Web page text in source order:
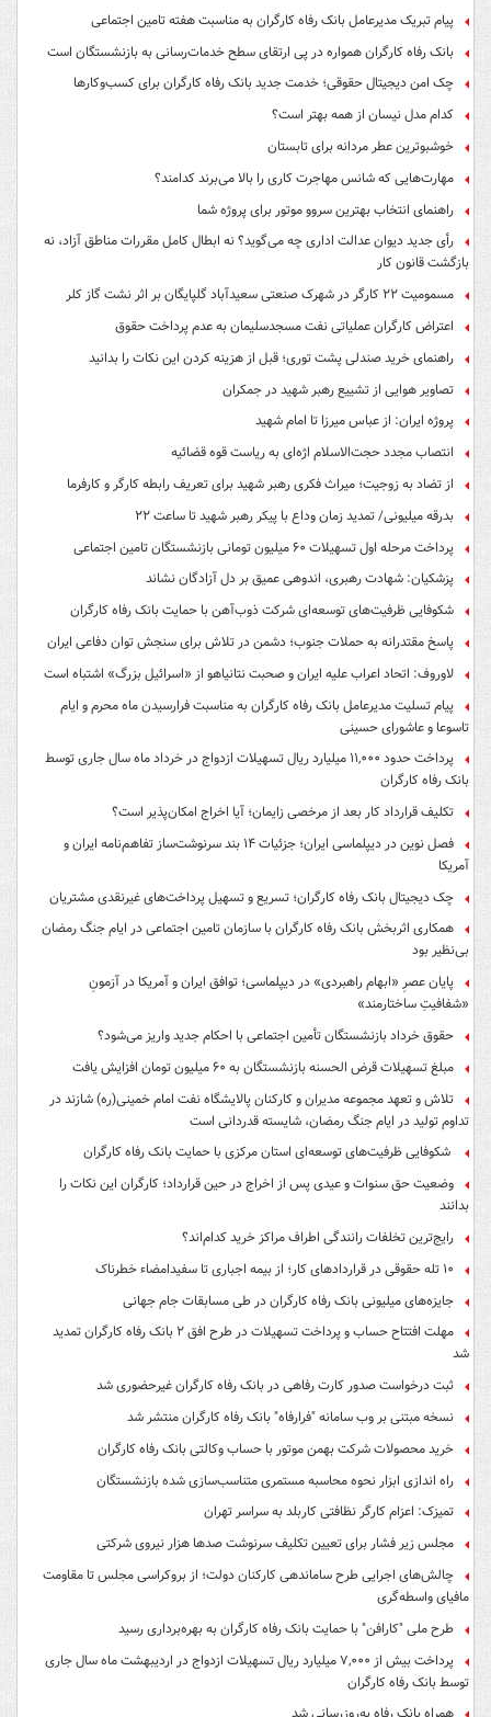
پیام تبریک مدیرعامل بانک رفاه کارگران به مناسبت هفته تامین اجتماعی
بانک رفاه کارگران همواره در پی ارتقای سطح خدمات‌رسانی به بازنشستگان است
چک امن دیجیتال حقوقی؛ خدمت جدید بانک رفاه کارگران برای کسب‌وکارها
کدام مدل نیسان از همه بهتر است؟
خوشبوترین عطر مردانه برای تابستان
مهارت‌هایی که شانس مهاجرت کاری را بالا می‌برند کدامند؟
راهنمای انتخاب بهترین سروو موتور برای پروژه شما
رأی جدید دیوان عدالت اداری چه می‌گوید؟ نه ابطال کامل مقررات مناطق آزاد، نه
بازگشت قانون کار
مسمومیت ۲۲ کارگر در شهرک صنعتی سعیدآباد گلپایگان بر اثر نشت گاز کلر
اعتراض کارگران عملیاتی نفت مسجدسلیمان به عدم پرداخت حقوق
راهنمای خرید صندلی پشت توری؛ قبل از هزینه کردن این نکات را بدانید
تصاویر هوایی از تشییع رهبر شهید در جمکران
پروژه ایران: از عباس میرزا تا امام شهید
انتصاب مجدد حجت‌الاسلام اژه‌ای به ریاست قوه‌ قضائیه
از تضاد به زوجیت؛ میراث فکری رهبر شهید برای تعریف رابطه کارگر و کارفرما
بدرقه میلیونی/ تمدید زمان وداع با پیکر رهبر شهید تا ساعت ۲۲
پرداخت مرحله اول تسهیلات ۶۰ میلیون تومانی بازنشستگان تامین اجتماعی
پزشکیان: شهادت رهبری، اندوهی عمیق بر دل آزادگان نشاند
شکوفایی ظرفیت‌های توسعه‌ای شرکت ذوب‌آهن با حمایت‌ بانک رفاه کارگران
پاسخ مقتدرانه به حملات جنوب؛ دشمن در تلاش برای سنجش توان دفاعی ایران
لاوروف: اتحاد اعراب علیه ایران و صحبت نتانیاهو از «اسرائیل بزرگ» اشتباه است
پیام تسلیت مدیرعامل بانک رفاه کارگران به مناسبت فرارسیدن ماه محرم و ایام
تاسوعا و عاشورای حسینی
پرداخت حدود ۱۱,۰۰۰ میلیارد ریال تسهیلات ازدواج در خرداد ماه سال جاری توسط
بانک رفاه کارگران
تکلیف قرارداد کار بعد از مرخصی زایمان؛ آیا اخراج امکان‌پذیر است؟
فصل نوین در دیپلماسی ایران؛ جزئیات ۱۴ بند سرنوشت‌ساز تفاهم‌نامه ایران و
آمریکا
چک دیجیتال بانک رفاه کارگران؛ تسریع و تسهیل پرداخت‌های غیرنقدی مشتریان
همکاری اثربخش بانک رفاه کارگران با سازمان تامین اجتماعی در ایام جنگ رمضان
بی‌نظیر بود
پایان عصرِ «ابهام راهبردی» در دیپلماسی؛ توافق ایران و آمریکا در آزمونِ
«شفافیتِ ساختارمند»
حقوق خرداد بازنشستگان تأمین اجتماعی با احکام جدید واریز می‌شود؟
مبلغ تسهیلات قرض الحسنه بازنشستگان به ۶۰ میلیون تومان افزایش یافت
تلاش و تعهد مجموعه مدیران و کارکنان پالایشگاه نفت امام خمینی(ره) شازند در
تداوم تولید در ایام جنگ رمضان، شایسته قدردانی است
شکوفایی ظرفیت‌های توسعه‌ای استان مرکزی با حمایت بانک رفاه کارگران
وضعیت حق سنوات و عیدی پس از اخراج در حین قرارداد؛ کارگران این نکات را
بدانند
رایج‌ترین تخلفات رانندگی اطراف مراکز خرید کدام‌اند؟
۱۰ تله حقوقی در قراردادهای کار؛ از بیمه اجباری تا سفیدامضاء خطرناک
جایزه‌های میلیونی بانک رفاه کارگران در طی مسابقات جام جهانی
مهلت افتتاح حساب و پرداخت تسهیلات در طرح افق ۲ بانک رفاه کارگران تمدید
شد
ثبت درخواست صدور کارت رفاهی در بانک رفاه کارگران غیرحضوری شد
نسخه مبتنی بر وب سامانه "فرارفاه" بانک رفاه کارگران منتشر شد
خرید محصولات شرکت بهمن موتور با حساب وکالتی بانک رفاه کارگران
راه اندازی ابزار نحوه محاسبه مستمری متناسب‌سازی شده بازنشستگان
تمیزک: اعزام کارگر نظافتی کاربلد به سراسر تهران
مجلس زیر فشار برای تعیین تکلیف سرنوشت صدها هزار نیروی شرکتی
چالش‌های اجرایی طرح ساماندهی کارکنان دولت؛ از بروکراسی مجلس تا مقاومت
مافیای واسطه‌گری
طرح ملی "کارافن" با حمایت بانک رفاه کارگران به بهره‌برداری رسید
پرداخت بیش از ۷,۰۰۰ میلیارد ریال تسهیلات ازدواج در اردیبهشت ماه سال جاری
توسط بانک رفاه کارگران